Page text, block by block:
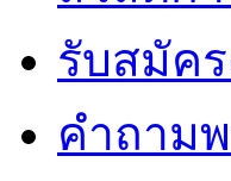
รับสมัค
คำถาม